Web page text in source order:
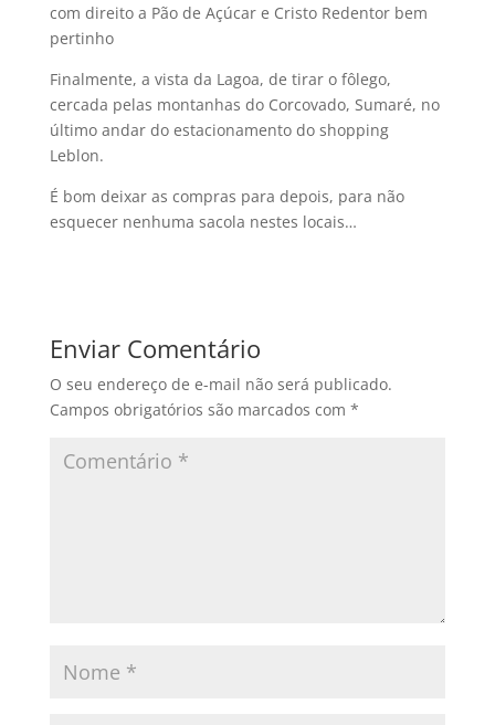
com direito a Pão de Açúcar e Cristo Redentor bem
pertinho
Finalmente, a vista da Lagoa, de tirar o fôlego,
cercada pelas montanhas do Corcovado, Sumaré, no
último andar do estacionamento do shopping
Leblon.
É bom deixar as compras para depois, para não
esquecer nenhuma sacola nestes locais…
Enviar Comentário
O seu endereço de e-mail não será publicado.
Campos obrigatórios são marcados com *